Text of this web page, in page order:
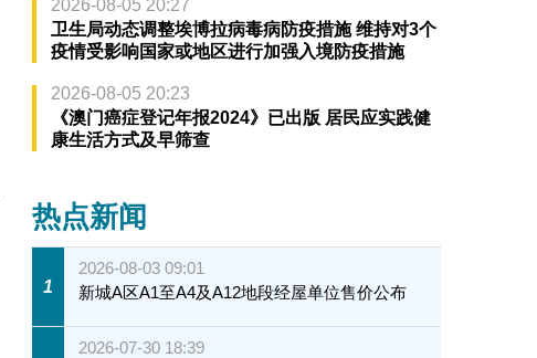
2026-08-05 20:27
卫生局动态调整埃博拉病毒病防疫措施 维持对3个
疫情受影响国家或地区进行加强入境防疫措施
2026-08-05 20:23
《澳门癌症登记年报2024》已出版 居民应实践健
康生活方式及早筛查
热点新闻
1
2026-08-03 09:01
新城A区A1至A4及A12地段经屋单位售价公布
2026-07-30 18:39